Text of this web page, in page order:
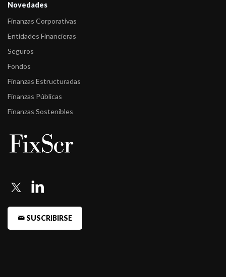
Novedades
Finanzas Corporativas
Entidades Financieras
Seguros
Fondos
Finanzas Estructuradas
Finanzas Públicas
Finanzas Sostenibles
SUSCRIBIRSE